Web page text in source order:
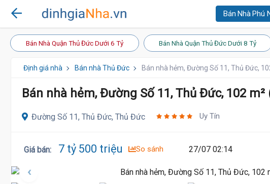
Bán Nhà Phú
Bán Nhà Quận Thủ Đức Dưới 6 Tỷ Bán Nhà Quận Thủ Đức Dưới 8 Tỷ
Định giá nhà Bán nhà Thủ Đức Bán nhà hẻm, Đường Số 11, Thủ Đức,
Bán nhà hẻm, Đường Số 11, Thủ Đức, 102
Đường Số 11, Thủ Đức, Thủ Đức Uy Tín
Giá bán: 7 tỷ 500 triệu So sánh 27/07 02:14